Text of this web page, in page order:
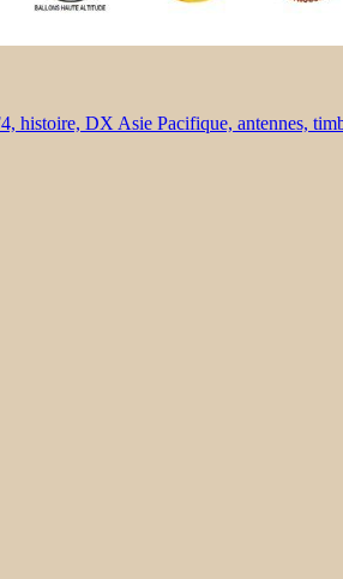
histoire, DX Asie Pacifique, antennes,